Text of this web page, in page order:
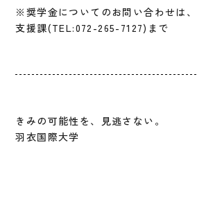
※奨学金についてのお問い合わせは
支援課(TEL:072-265-7127)まで
きみの可能性を、見逃さない。
羽衣国際大学